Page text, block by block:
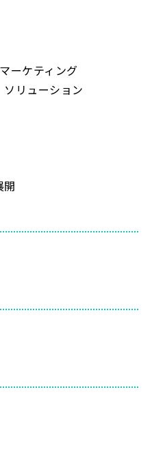
ーケティング
ソリューション
開